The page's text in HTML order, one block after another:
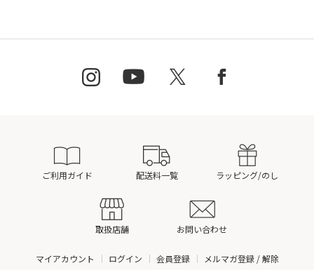
ご利用ガイド 配送料一覧 ラッピング/のし
取扱店舗 お問い合わせ
マイアカウント ログイン 会員登録
メルマガ登録 / 解除